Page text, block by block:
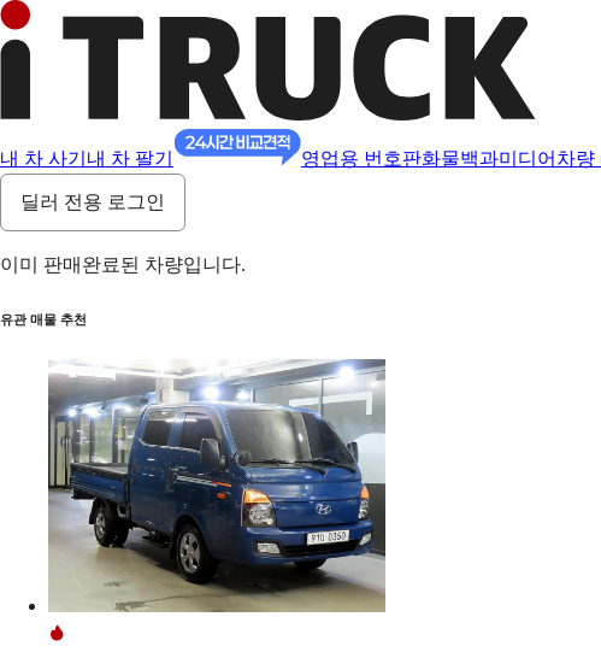
내 차 사기 내 차 팔기 영업용 번호판화물백과미디어 차량
딜러 전용 로그인
이미 판매완료된 차량입니다.
유관 매물 추천